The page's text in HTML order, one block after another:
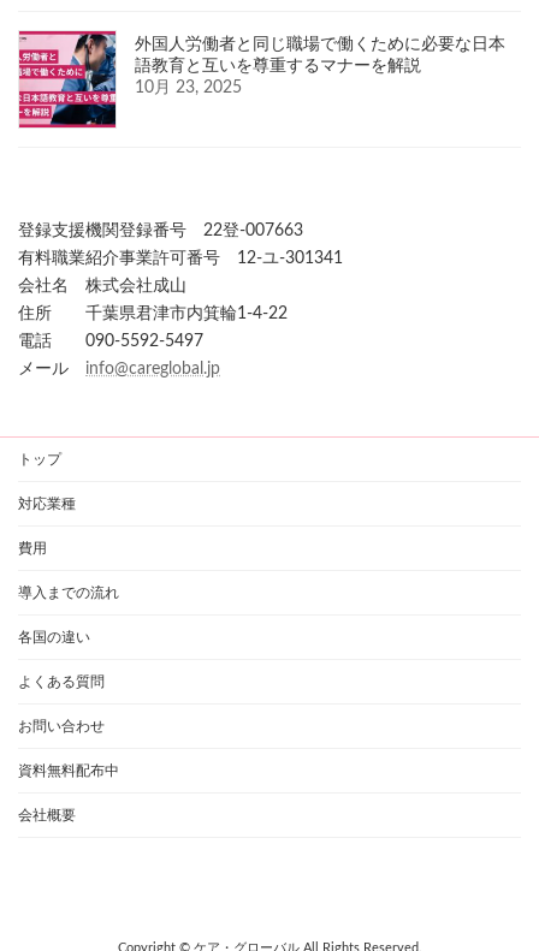
外国人労働者と同じ職場で働くために必要な日本
語教育と互いを尊重するマナーを解説
10月 23, 2025
登録支援機関登録番号 22登-007663
有料職業紹介事業許可番号 12-ユ-301341
会社名 株式会社成山
住所 千葉県君津市内箕輪1-4-22
電話 090-5592-5497
メール info@careglobal.jp
トップ
対応業種
費用
導入までの流れ
各国の違い
よくある質問
お問い合わせ
資料無料配布中
会社概要
Copyright © ケア・グローバル All Rights Reserved.